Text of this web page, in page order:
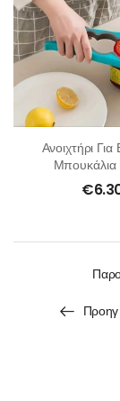
Ανοιχτήρι Για
Μπουκάλια
€
Προηγ